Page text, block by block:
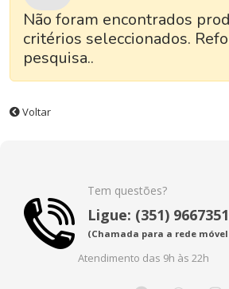
Não foram encontrados
critérios seleccionados.
pesquisa..
Voltar
Tem questões?
Ligue: (351)
(Chamada para a rede
Atendimento das 9h às 22h